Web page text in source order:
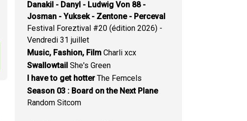
Danakil - Danyl - Ludwig Von 88 -
Josman - Yuksek - Zentone - Perceval
Festival Foreztival #20 (édition 2026) -
Vendredi 31 juillet
Music, Fashion, Film Charli xcx
Swallowtail She's Green
I have to get hotterThe Femcels
Season 03 : Board on the Next Plane
Random Sitcom